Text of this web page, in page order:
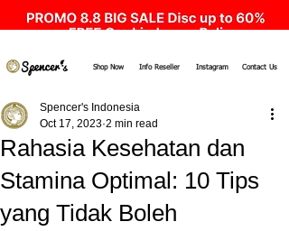
Shop Now Info Reseller Instagram Contact Us
Rahasia Kesehatan dan
Stamina Optimal: 10 Tips
yang Tidak Boleh
Spencer's Indonesia
Oct 17, 2023 2 min read